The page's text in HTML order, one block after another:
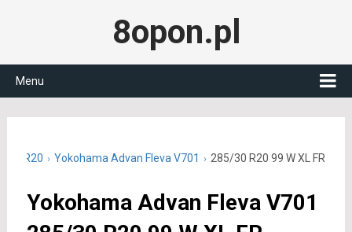
8opon.pl
Menu
30 R20 Yokohama Advan Fleva V701 285/30 R20 99 W XL FR
Yokohama Advan Fleva V701